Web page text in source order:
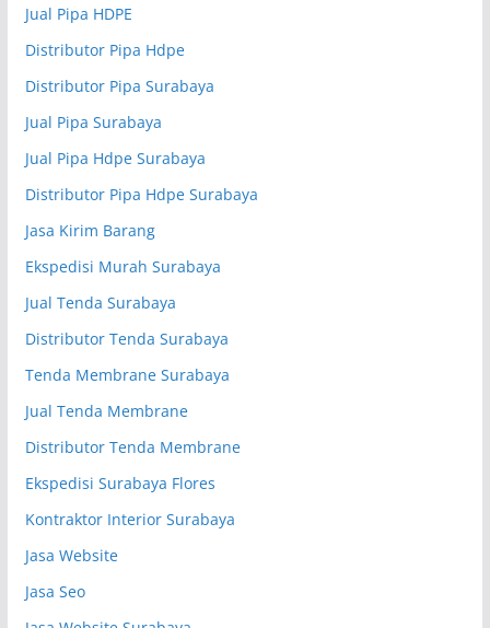
Jual Pipa HDPE
Distributor Pipa Hdpe
Distributor Pipa Surabaya
Jual Pipa Surabaya
Jual Pipa Hdpe Surabaya
Distributor Pipa Hdpe Surabaya
Jasa Kirim Barang
Ekspedisi Murah Surabaya
Jual Tenda Surabaya
Distributor Tenda Surabaya
Tenda Membrane Surabaya
Jual Tenda Membrane
Distributor Tenda Membrane
Ekspedisi Surabaya Flores
Kontraktor Interior Surabaya
Jasa Website
Jasa Seo